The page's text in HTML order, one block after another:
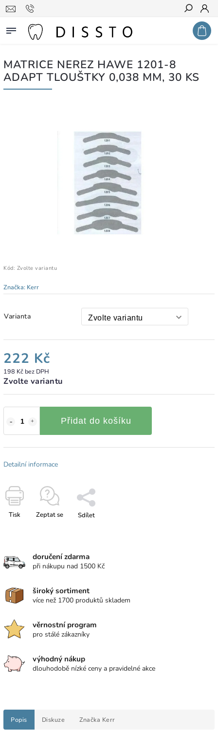
Hledat
MATRICE NEREZ HAWE 1201-8
ADAPT TLOUŠTKY 0,038 MM, 30 KS
Kód: Zvolte variantu
Značka: Kerr
Varianta
222 Kč
198 Kč bez DPH
Zvolte variantu
Přidat do košíku
Detailní informace
Tisk Zeptat se Sdílet
doručení zdarma
při nákupu nad 1500 Kč
široký sortiment
více než 1700 produktů skladem
věrnostní program
pro stálé zákazníky
výhodný nákup
dlouhodobě nízké ceny a pravidelné akce
Popis Diskuze Značka Kerr